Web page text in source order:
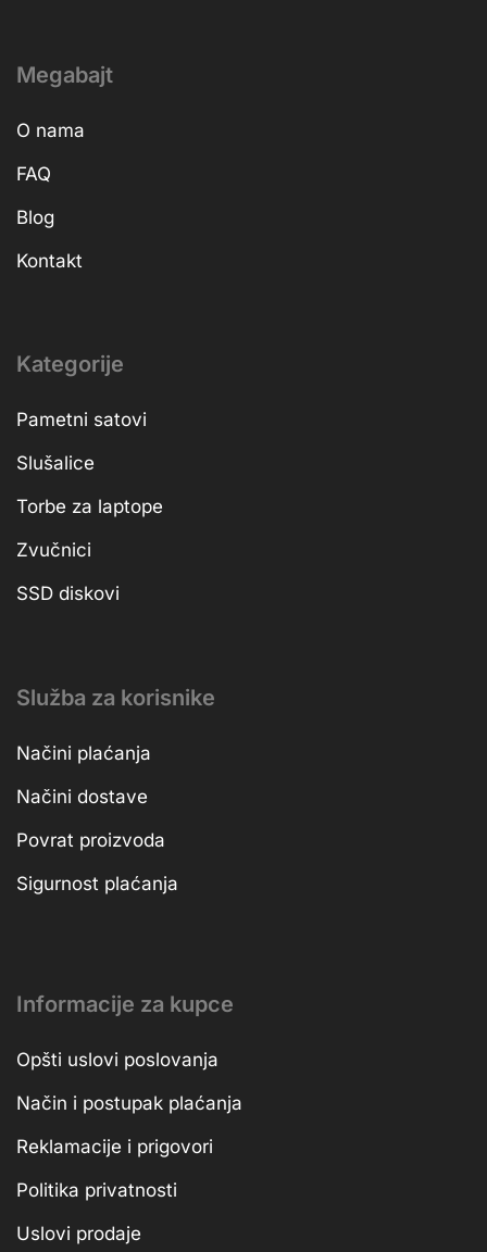
Megabajt
O nama
FAQ
Blog
Kontakt
Kategorije
Pametni satovi
Slušalice
Torbe za laptope
Zvučnici
SSD diskovi
Služba za korisnike
Načini plaćanja
Načini dostave
Povrat proizvoda
Sigurnost plaćanja
Informacije za kupce
Opšti uslovi poslovanja
Način i postupak plaćanja
Reklamacije i prigovori
Politika privatnosti
Uslovi prodaje